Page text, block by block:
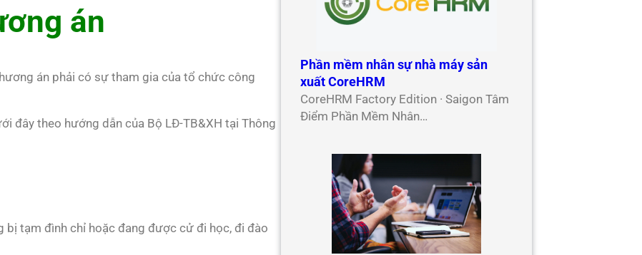
án
án phải có sự tham gia của tổ chức công
đây theo hướng dẫn của Bộ LĐ-TB&XH tại Thông
tạm đình chỉ hoặc đang được cử đi học, đi đào
Phần mềm nhân sự nhà máy sản
xuất CoreHRM
CoreHRM Factory Edition · Saigon Tâm
Điểm Phần Mềm Nhân…